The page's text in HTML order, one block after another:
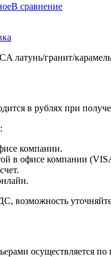
В сравнение
латунь/гранит/карамель
в рублях при
компании.
в офисе компании
возможность
осуществляется